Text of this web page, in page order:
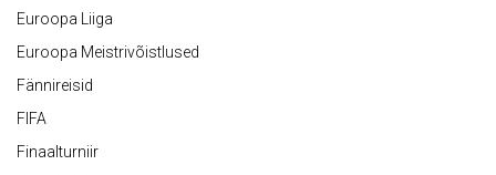
Euroopa Liiga
Euroopa Meistrivõistlused
Fännireisid
FIFA
Finaalturniir